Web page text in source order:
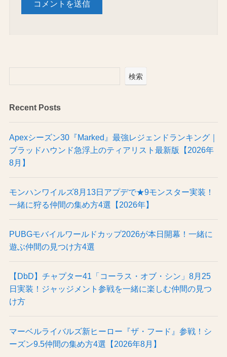
検索
Recent Posts
Apexシーズン30『Marked』最強レジェンドランキング｜
ブラッドハウンド急浮上のティアリスト最新版【2026年
8月】
モンハンワイルズ8月13日アプデで★9モンスター実装！
一緒に狩る仲間の集め方4選【2026年】
PUBGモバイルワールドカップ2026が本日開幕！一緒に
遊ぶ仲間の見つけ方4選
【DbD】チャプター41「コーラス・オブ・シン」8月25
日実装！ジャッジメント参戦を一緒に楽しむ仲間の見つ
け方
マーベルライバルズ新ヒーロー『ザ・フード』参戦！シ
ーズン9.5仲間の集め方4選【2026年8月】